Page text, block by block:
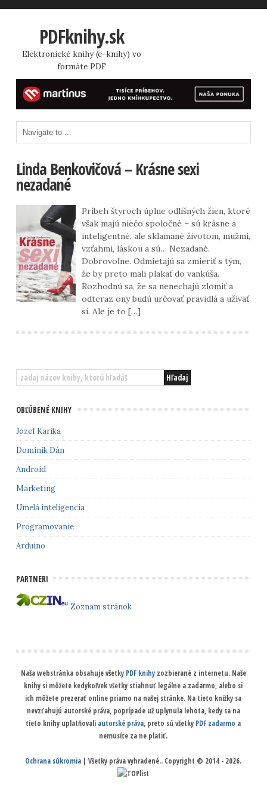
PDFknihy.sk
Elektronické knihy (e-knihy) vo
formáte PDF
Linda Benkovičová – Krásne sexi
nezadané
Príbeh štyroch úplne odlišných žien, ktoré
však majú niečo spoločné – sú krásne a
inteligentné, ale sklamané životom, mužmi,
vzťahmi, láskou a sú… Nezadané.
Dobrovoľne. Odmietajú sa zmieriť s tým,
že by preto mali plakať do vankúša.
Rozhodnú sa, že sa nenechajú zlomiť a
odteraz ony budú určovať pravidlá a užívať
si. Ale je to […]
OBĽÚBENÉ KNIHY
Jozef Karika
Dominik Dán
Android
Marketing
Umelá inteligencia
Programovanie
Arduino
PARTNERI
Zoznam stránok
Naša webstránka obsahuje všetky PDF knihyzozbierané z internetu. Naše
knihy si môžete kedykoľvek všetky stiahnuť legálne a zadarmo, alebo si
ich môžete prezerať online priamo na našej stránke. Na tieto knižky sa
nevzťahujú autorské práva, poprípade už uplynula lehota, kedy sa na
tieto knihy uplatňovali autorské práva, preto sú všetky PDF zadarmo a
nemusíte za ne platiť.
Ochrana súkromia | Všetky práva vyhradené.. Copyright © 2014 - 2026.